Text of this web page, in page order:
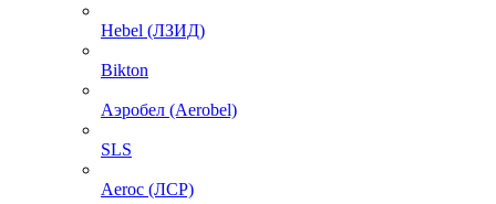
Hebel (ЛЗИД)
Bikton
Аэробел (Aerobel)
SLS
Aeroc (ЛСР)